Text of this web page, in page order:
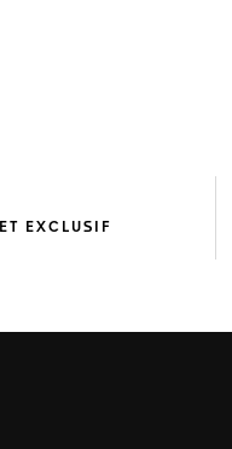
0 produit(s)
EXCLUSIF